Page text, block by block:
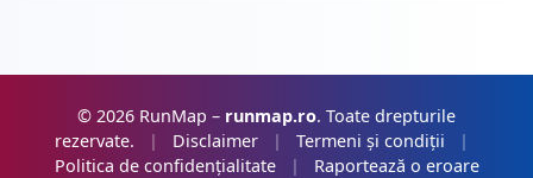
© 2026 RunMap – runmap.ro. Toate drepturile
rezervate.
| Disclaimer | Termeni și condiții
|
Politica de confidențialitate
|
Raportează o eroare